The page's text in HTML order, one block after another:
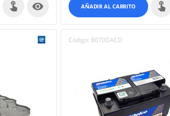
 AÑADIR AL CARRITO
Código: B070DACD